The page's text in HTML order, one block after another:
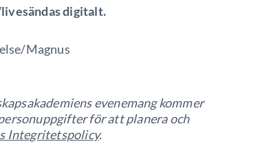
digitalt.
Magnus
evenemang kommer
för att planera och
Integritetspolicy.